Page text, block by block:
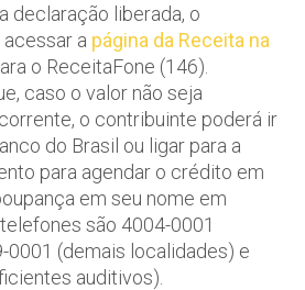
declaração liberada, o
a página da Receita na
o ReceitaFone (146).
caso o valor não seja
o contribuinte poderá ir
do Brasil ou ligar para a
para agendar o crédito em
em seu nome em
são 4004-0001
0001 (demais localidades) e
auditivos).